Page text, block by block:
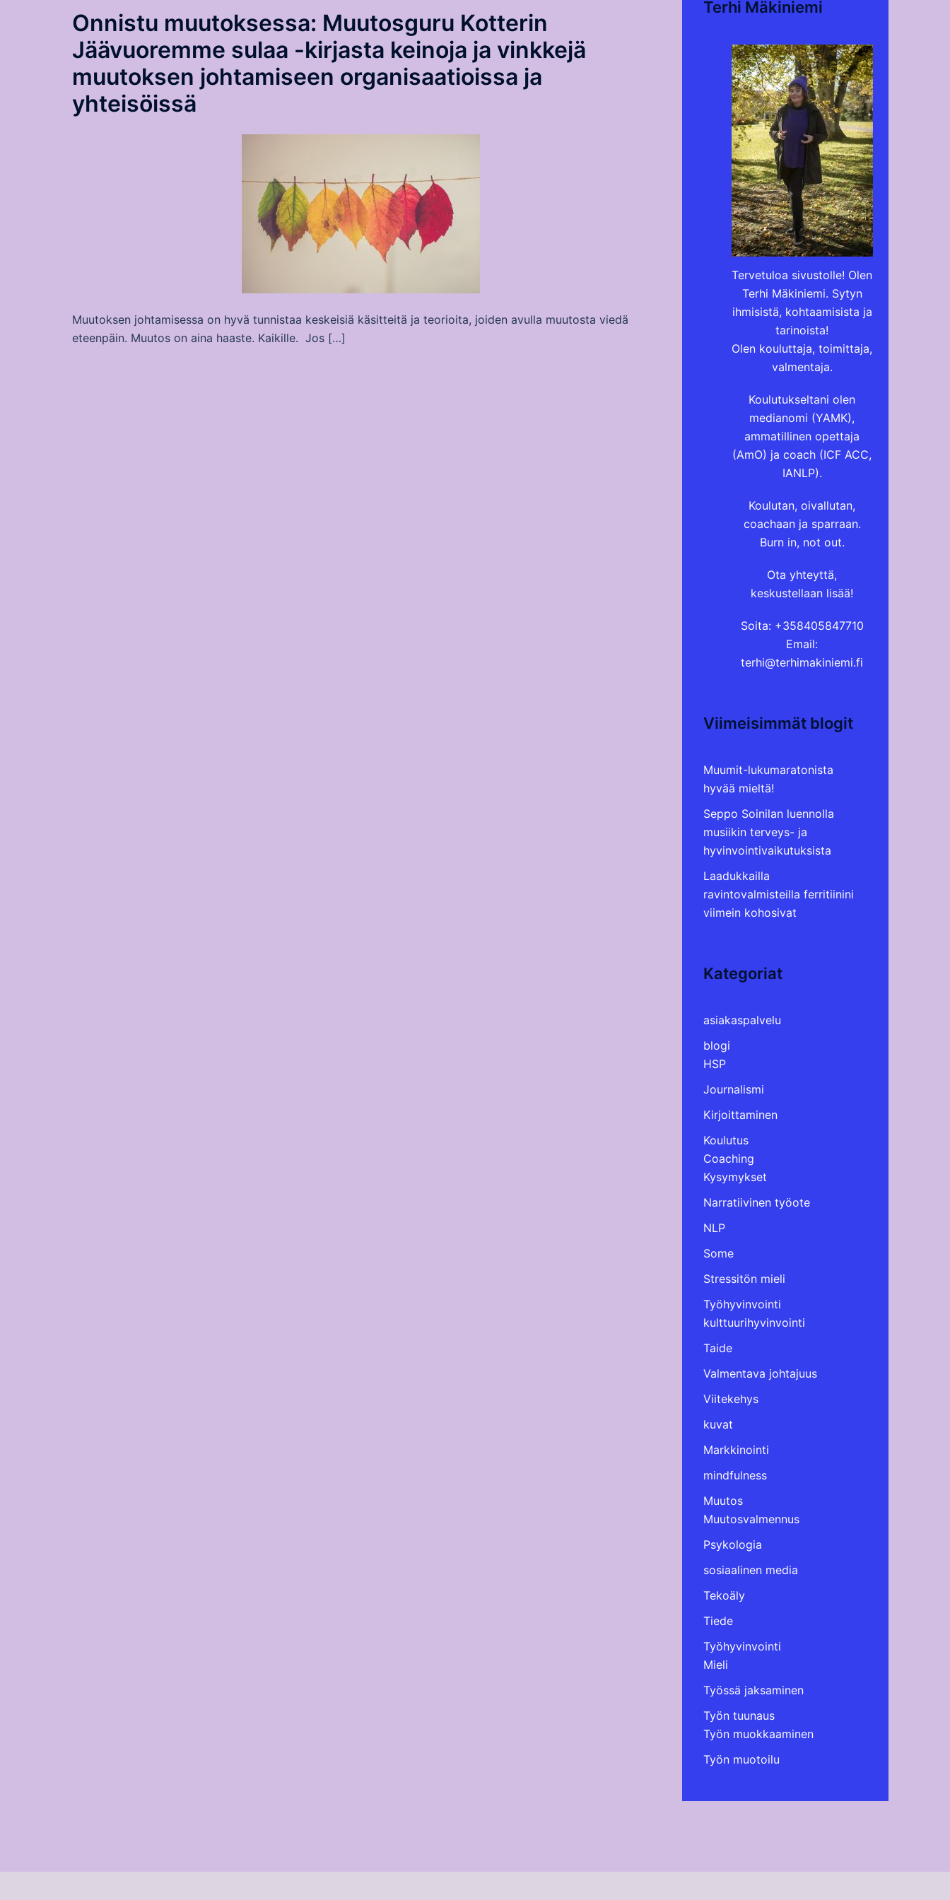
Onnistu muutoksessa: Muutosguru Kotterin
Jäävuoremme sulaa -kirjasta keinoja ja vinkkejä
muutoksen johtamiseen organisaatioissa ja
yhteisöissä
Muutoksen johtamisessa on hyvä tunnistaa keskeisiä käsitteitä ja teorioita, joiden avulla muutosta viedä
eteenpäin. Muutos on aina haaste. Kaikille. Jos […]
Terhi Mäkiniemi
Tervetuloa sivustolle! Olen
Terhi Mäkiniemi. Sytyn
ihmisistä, kohtaamisista ja
tarinoista!
Olen kouluttaja, toimittaja,
valmentaja.
Koulutukseltani olen
medianomi (YAMK),
ammatillinen opettaja
(AmO) ja coach (ICF ACC,
IANLP).
Koulutan, oivallutan,
coachaan ja sparraan.
Burn in, not out.
Ota yhteyttä,
keskustellaan lisää!
Soita: +358405847710
Email:
terhi@terhimakiniemi.fi
Viimeisimmät blogit
Muumit-lukumaratonista
hyvää mieltä!
Seppo Soinilan luennolla
musiikin terveys- ja
hyvinvointivaikutuksista
Laadukkailla
ravintovalmisteilla ferritiinini
viimein kohosivat
Kategoriat
asiakaspalvelu
blogi
HSP
Journalismi
Kirjoittaminen
Koulutus
Coaching
Kysymykset
Narratiivinen työote
NLP
Some
Stressitön mieli
Työhyvinvointi
kulttuurihyvinvointi
Taide
Valmentava johtajuus
Viitekehys
kuvat
Markkinointi
mindfulness
Muutos
Muutosvalmennus
Psykologia
sosiaalinen media
Tekoäly
Tiede
Työhyvinvointi
Mieli
Työssä jaksaminen
Työn tuunaus
Työn muokkaaminen
Työn muotoilu